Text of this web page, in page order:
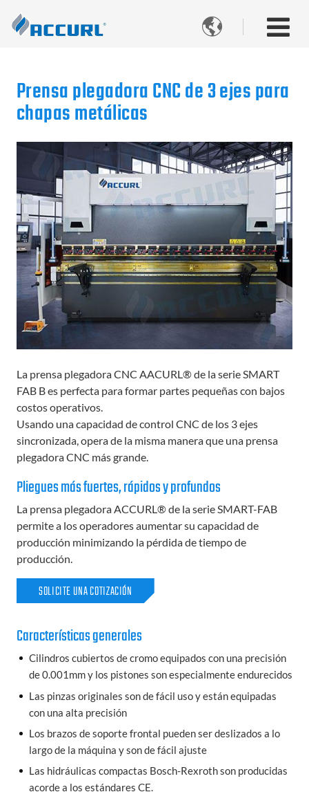

Prensa plegadora CNC de 3 ejes para
chapas metálicas
La prensa plegadora CNC AACURL® de la serie SMART
FAB B es perfecta para formar partes pequeñas con bajos
costos operativos.
Usando una capacidad de control CNC de los 3 ejes
sincronizada, opera de la misma manera que una prensa
plegadora CNC más grande.
Pliegues más fuertes, rápidos y profundos
La prensa plegadora ACCURL® de la serie SMART-FAB
permite a los operadores aumentar su capacidad de
producción minimizando la pérdida de tiempo de
producción.
SOLICITE UNA COTIZACIÓN
Características generales
Cilindros cubiertos de cromo equipados con una precisión
de 0.001mm y los pistones son especialmente endurecidos
Las pinzas originales son de fácil uso y están equipadas
con una alta precisión
Los brazos de soporte frontal pueden ser deslizados a lo
largo de la máquina y son de fácil ajuste
Las hidráulicas compactas Bosch-Rexroth son producidas
acorde a los estándares CE.